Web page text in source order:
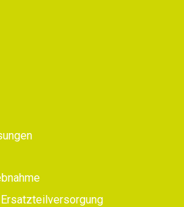
Ersatzteilversorgung